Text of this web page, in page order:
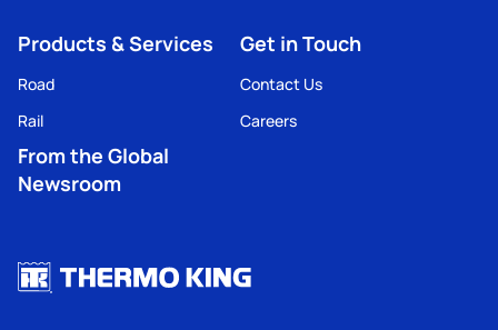
Products & Services
Road
Rail
Get in Touch
Contact Us
Careers
From the Global
Newsroom